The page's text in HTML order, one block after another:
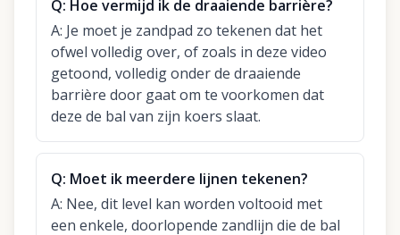
Q: Hoe vermijd ik de draaiende barrière?
A: Je moet je zandpad zo tekenen dat het
ofwel volledig over, of zoals in deze video
getoond, volledig onder de draaiende
barrière door gaat om te voorkomen dat
deze de bal van zijn koers slaat.
Q: Moet ik meerdere lijnen tekenen?
A: Nee, dit level kan worden voltooid met
een enkele, doorlopende zandlijn die de bal